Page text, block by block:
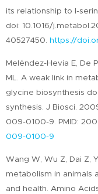
its relationship to l-
doi: 10.1016/
40527450. https://
Meléndez-Hevia E, De
ML. A weak link in
glycine biosynthesis
synthesis. J Biosci.
009-0100-9. PMID:
009-0100-9
Wang W, Wu Z, Dai Z,
metabolism in animals
and health. Amino